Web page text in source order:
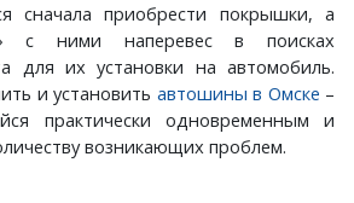
сначала приобрести покрышки, а
с ними наперевес в поисках
для их установки на автомобиль.
и установить автошины в Омске –
практически одновременным и
возникающих проблем.